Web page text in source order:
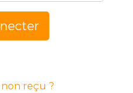
reçu ?